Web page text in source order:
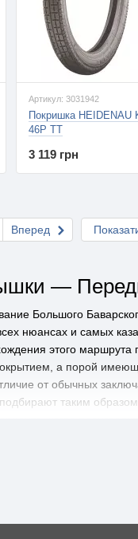
—
Большого
нюансах и самых
этого
а порой
от обычных
таким
Артикул: 3031942
Покришка HEIDENAU
46P TT
3 119 грн
Вперед